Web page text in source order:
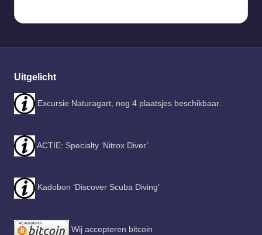
Uitgelicht
Excursie Naturagart, nog 4 plaatsjes beschikbaar.
ACTIE: Specialty ‘Nitrox Diver’
Kadobon ‘Discover Scuba Diving’
Wij accepteren bitcoin